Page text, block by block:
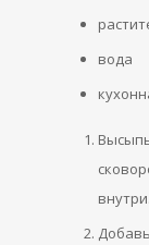
вода
внутри.